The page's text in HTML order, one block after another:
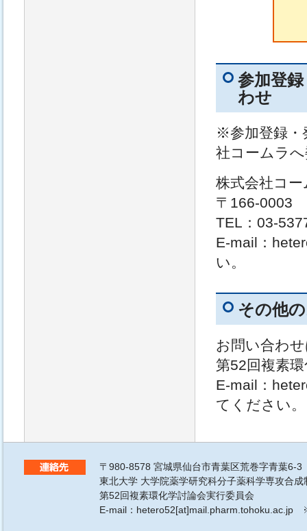
参加登
わせ
※参加登録・
社コームラ
株式会社コ
〒166-0003
TEL：03-
E-mail：
い。
その他
お問い合わ
第52回複素
E-mail：
てください。
〒980-8578 宮城県仙台市青葉区荒巻字青葉6-3
東北大学 大学院薬学研究科分子薬科学専攻合成
第52回複素環化学討論会実行委員会
E-mail：hetero52[at]mail.pharm.tohoku.ac.jp